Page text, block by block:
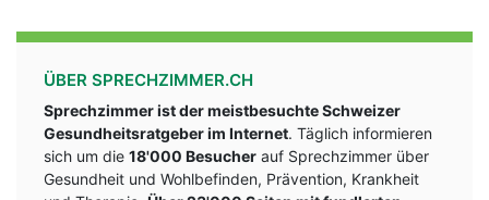
ÜBER SPRECHZIMMER.CH
Sprechzimmer ist der meistbesuchte Schweizer
Gesundheitsratgeber im Internet. Täglich informieren
sich um die 18'000 Besucher auf Sprechzimmer über
Gesundheit und Wohlbefinden, Prävention, Krankheit